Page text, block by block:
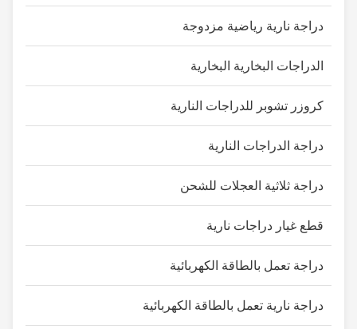
دراجة نارية رياضية مزدوجة
الدراجات البخارية البخارية
كروزر تشوبر للدراجات النارية
دراجة الدراجات النارية
دراجة ثلاثية العجلات للشحن
قطع غيار دراجات نارية
دراجة تعمل بالطاقة الكهربائية
دراجة نارية تعمل بالطاقة الكهربائية